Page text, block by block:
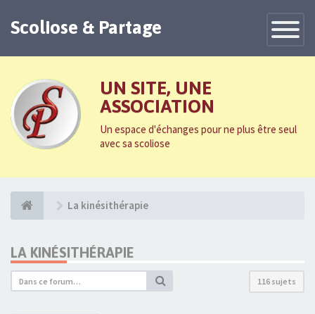
Toggle
Scoliose & Partage
UN SITE, UNE
ASSOCIATION
Un espace d'échanges pour ne plus être seul
avec sa scoliose
La kinésithérapie
LA KINÉSITHÉRAPIE
116 sujets